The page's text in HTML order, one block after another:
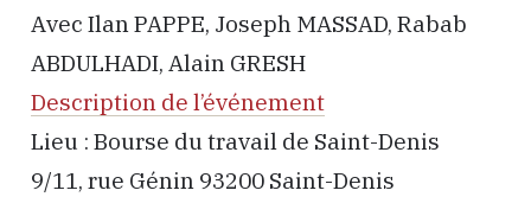
Avec Ilan PAPPE, Joseph MASSAD, Rabab
ABDULHADI, Alain GRESH
Description de l’événement
Lieu : Bourse du travail de Saint-Denis
9/11, rue Génin 93200 Saint-Denis